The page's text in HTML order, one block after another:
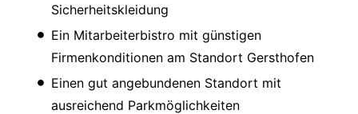
Sicherheitskleidung
Ein Mitarbeiterbistro mit günstigen
Firmenkonditionen am Standort Gersthofen
Einen gut angebundenen Standort mit
ausreichend Parkmöglichkeiten